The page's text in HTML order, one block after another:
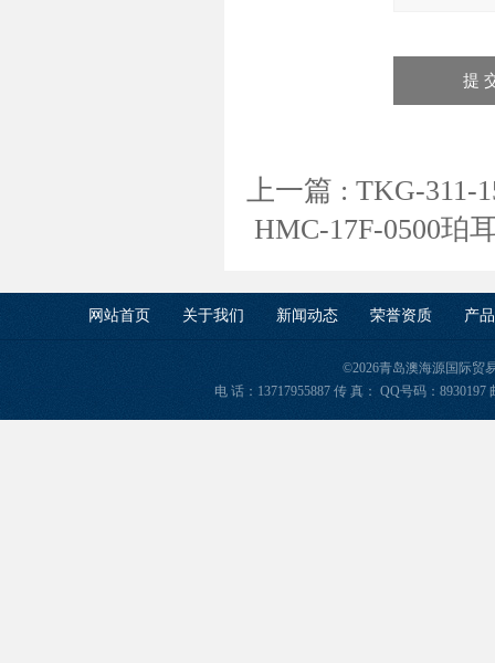
上一篇 : TKG-311-
HMC-17F-0500珀
网站首页 关于我们 新闻动态 荣誉资质 产
©2026青岛澳海源国际贸
电 话：13717955887 传 真： QQ号码：